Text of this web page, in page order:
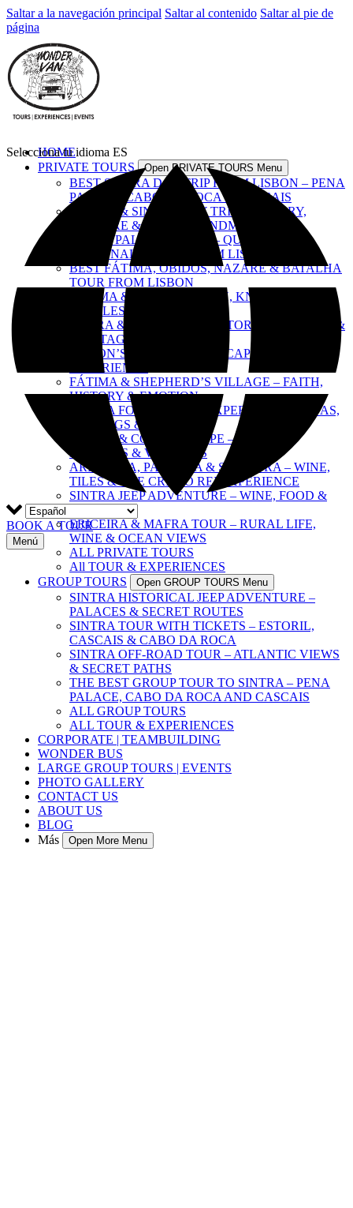
Saltar a la navegación principal Saltar al contenido Saltar al pie de
página
HOME
PRIVATE TOURS
Open PRIVATE TOURS Menu
BEST SINTRA DAY TRIP FROM LISBON – PENA
PALACE, CABO DA ROCA & CASCAIS
LISBON & SINTRA DAY TRIP – HISTORY,
CULTURE & ICONIC LANDMARKS
ROYAL PALACES TOUR – QUELUZ,
NACIONAL & PENA FROM LISBON
BEST FÁTIMA, ÓBIDOS, NAZARÉ & BATALHA
TOUR FROM LISBON
FÁTIMA & TOMAR – FAITH, KNIGHTS &
CASTLES
ÉVORA & ALENTEJO – HISTORY, FLAVOURS &
HERITAGE
LISBON’S TOP SIGHTS – A CAPITAL
EXPERIENCE
FÁTIMA & SHEPHERD’S VILLAGE – FAITH,
HISTORY & EMOTION
SINTRA FOOD & WINE EXPERIENCE – TAPAS,
TASTINGS & CULTURE
SINTRA & COAST ESCAPE – PALACES,
BEACHES & VILLAGES
ARRÁBIDA, PALMELA & SESIMBRA – WINE,
TILES & THE CRISTO REI EXPERIENCE
SINTRA JEEP ADVENTURE – WINE, FOOD &
FREEDOM
ERICEIRA & MAFRA TOUR – RURAL LIFE,
WINE & OCEAN VIEWS
ALL PRIVATE TOURS
All TOUR & EXPERIENCES
GROUP TOURS
Open GROUP TOURS Menu
SINTRA HISTORICAL JEEP ADVENTURE –
PALACES & SECRET ROUTES
SINTRA TOUR WITH TICKETS – ESTORIL,
CASCAIS & CABO DA ROCA
SINTRA OFF-ROAD TOUR – ATLANTIC VIEWS
& SECRET PATHS
THE BEST GROUP TOUR TO SINTRA – PENA
PALACE, CABO DA ROCA AND CASCAIS
ALL GROUP TOURS
ALL TOUR & EXPERIENCES
CORPORATE | TEAMBUILDING
WONDER BUS
LARGE GROUP TOURS | EVENTS
PHOTO GALLERY
CONTACT US
ABOUT US
BLOG
Más
Open More Menu
Selecciona tu idioma ES
BOOK A TOUR
Menú